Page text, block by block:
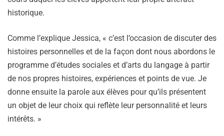
historique.
Comme l’explique Jessica, « c’est l’occasion de discuter des
histoires personnelles et de la façon dont nous abordons le
programme d’études sociales et d’arts du langage à partir
de nos propres histoires, expériences et points de vue. Je
donne ensuite la parole aux élèves pour qu’ils présentent
un objet de leur choix qui reflète leur personnalité et leurs
intérêts. »